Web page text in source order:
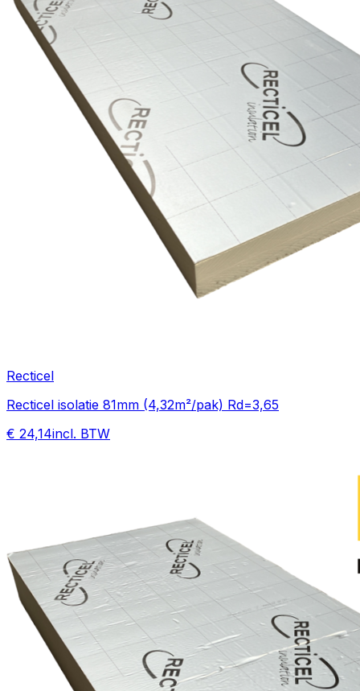
Recticel
Recticel isolatie 81mm (4,32m²/pak) Rd=3,65
€ 24,14incl. BTW